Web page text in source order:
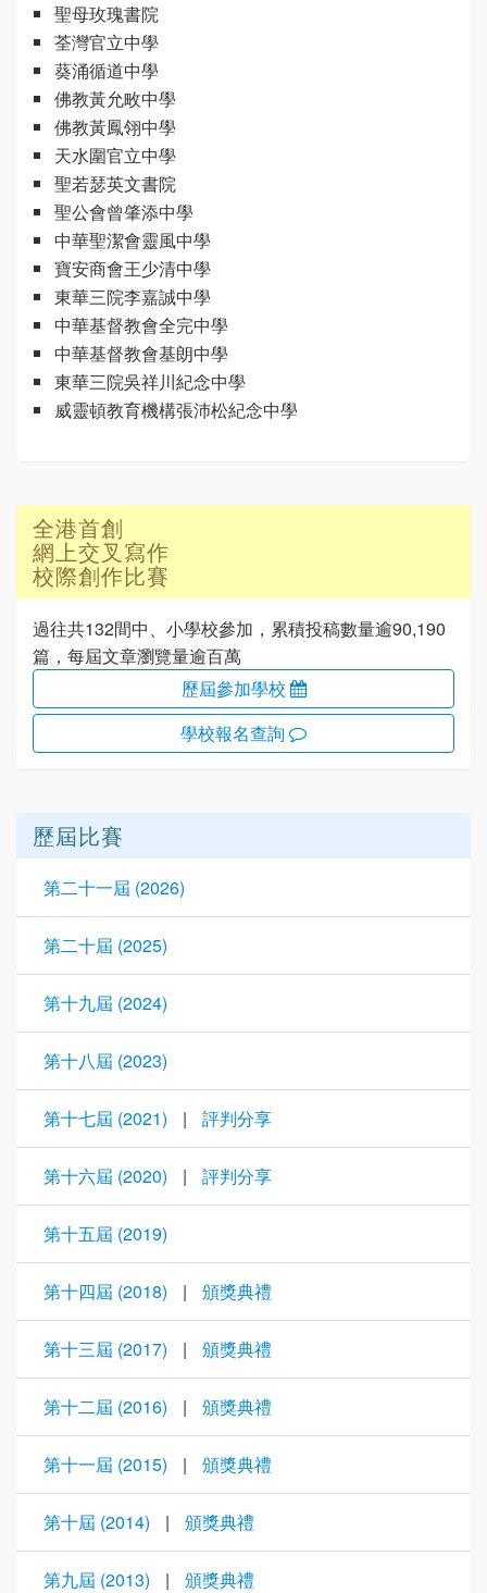
聖母玫瑰書院
荃灣官立中學
葵涌循道中學
佛教黃允畋中學
佛教黃鳳翎中學
天水圍官立中學
聖若瑟英文書院
聖公會曾肇添中學
中華聖潔會靈風中學
寶安商會王少清中學
東華三院李嘉誠中學
中華基督教會全完中學
中華基督教會基朗中學
東華三院吳祥川紀念中學
威靈頓教育機構張沛松紀念中學
全港首創
網上交叉寫作
校際創作比賽
過往共132間中、小學校參加，累積投稿數量逾90,190
篇，每屆文章瀏覽量逾百萬
歷屆參加學校
學校報名查詢
歷屆比賽
第二十一屆 (2026)
第二十屆 (2025)
第十九屆 (2024)
第十八屆 (2023)
第十七屆 (2021) | 評判分享
第十六屆 (2020) | 評判分享
第十五屆 (2019)
第十四屆 (2018) | 頒獎典禮
第十三屆 (2017) | 頒獎典禮
第十二屆 (2016) | 頒獎典禮
第十一屆 (2015) | 頒獎典禮
第十屆 (2014) | 頒獎典禮
第九屆 (2013) | 頒獎典禮